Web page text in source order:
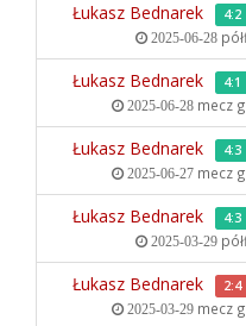
Łukasz Bednarek 4:2
2025-06-28
Łukasz Bednarek 4:1
2025-06-28mecz
Łukasz Bednarek 4:3
2025-06-27mecz
Łukasz Bednarek 4:3
2025-03-29
Łukasz Bednarek 2:4
2025-03-29mecz